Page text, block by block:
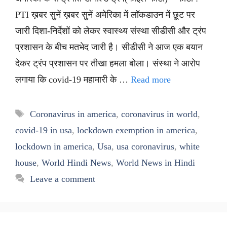
PTI ख़बर सुनें ख़बर सुनें अमेरिका में लॉकडाउन में छूट पर
जारी दिशा-निर्देशों को लेकर स्वास्थ्य संस्था सीडीसी और ट्रंप
प्रशासन के बीच मतभेद जारी है। सीडीसी ने आज एक बयान
देकर ट्रंप प्रशासन पर तीखा हमला बोला। संस्था ने आरोप
लगाया कि covid-19 महामारी के … Read more
Tags
Coronavirus in america, coronavirus in world,
covid-19 in usa, lockdown exemption in america,
lockdown in america, Usa, usa coronavirus, white
house, World Hindi News, World News in Hindi
Leave a comment